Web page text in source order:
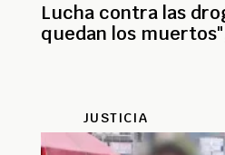
Lucha contra las
quedan los
JUSTICIA